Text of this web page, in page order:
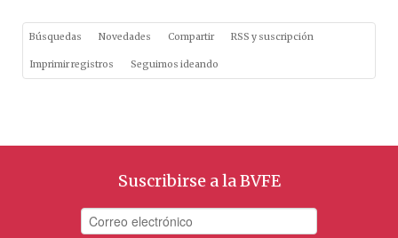
Búsquedas Novedades Compartir RSS y suscripción
Imprimir registros Seguimos ideando
Suscribirse a la BVFE